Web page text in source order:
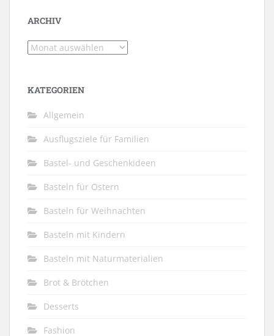
ARCHIV
Archiv
KATEGORIEN
Allgemein
Ausflugsziele für Familien
Bastel- und Geschenkideen
Basteln für Ostern
Basteln für Weihnachten
Basteln mit Kindern
Basteln mit Naturmaterialien
Brot & Brötchen
Desserts
Fashion